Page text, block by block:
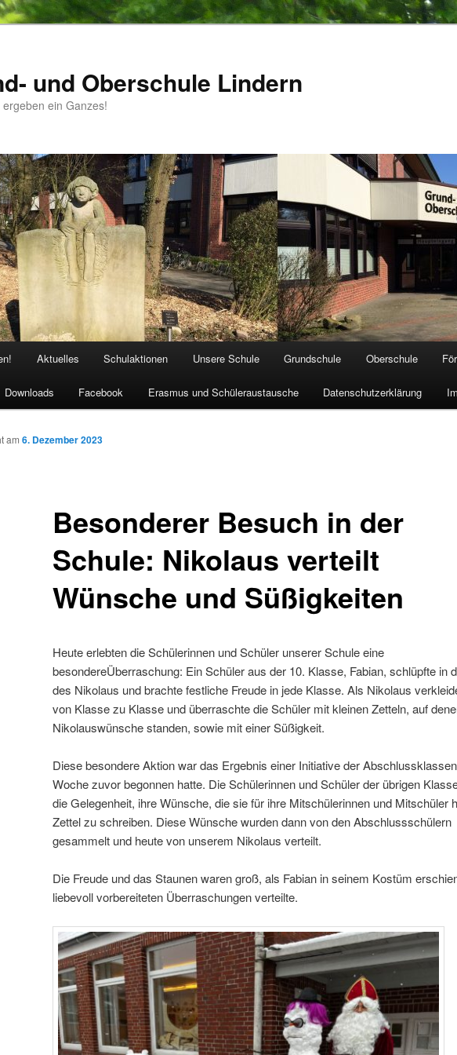
und Oberschule Lindern
ergeben ein Ganzes!
Aktuelles Schulaktionen Unsere Schule Grundschule Oberschule
Downloads Facebook Erasmus und Schüleraustausche Datenschutzerklärung
Besonderer Besuch in der
Schule: Nikolaus verteilt
Wünsche und Süßigkeiten
am 6. Dezember 2023
Heute erlebten die Schülerinnen und Schüler unserer Schule eine
besondereÜberraschung: Ein Schüler aus der 10. Klasse, Fabian, schlüpfte in
des Nikolaus und brachte festliche Freude in jede Klasse. Als Nikolaus
von Klasse zu Klasse und überraschte die Schüler mit kleinen Zetteln, auf
Nikolauswünsche standen, sowie mit einer Süßigkeit.
Diese besondere Aktion war das Ergebnis einer Initiative der
Woche zuvor begonnen hatte. Die Schülerinnen und Schüler der übrigen
die Gelegenheit, ihre Wünsche, die sie für ihre Mitschülerinnen und Mitschüler
Zettel zu schreiben. Diese Wünsche wurden dann von den Abschlussschülern
gesammelt und heute von unserem Nikolaus verteilt.
Die Freude und das Staunen waren groß, als Fabian in seinem Kostüm
liebevoll vorbereiteten Überraschungen verteilte.